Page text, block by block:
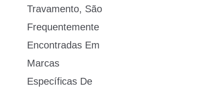
Travamento, São
Frequentemente
Encontradas Em
Marcas
Específicas De